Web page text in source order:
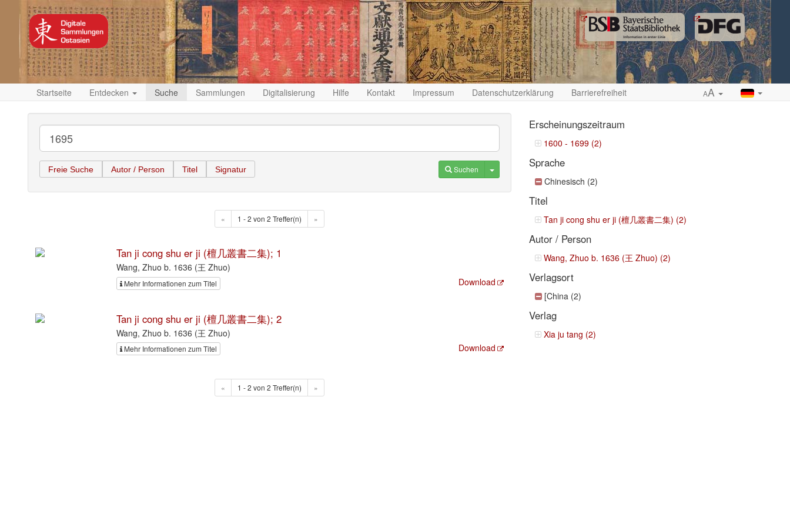
Startseite Entdecken Suche Sammlungen Digitalisierung Hilfe Kontakt Impressum Datenschutzerklärung Barrierefreiheit AA
Freie Suche Autor / Person Titel Signatur Suchen Toggle Dropdown
« 1 - 2 von 2 Treffer(n) »
Tan ji cong shu er ji (檀几叢書二集); 1
Wang, Zhuo b. 1636 (王 Zhuo)
Mehr Informationen zum Titel Download
Tan ji cong shu er ji (檀几叢書二集); 2
Wang, Zhuo b. 1636 (王 Zhuo)
Mehr Informationen zum Titel Download
« 1 - 2 von 2 Treffer(n) »
Erscheinungszeitraum
1600 - 1699 (2)
Sprache
Chinesisch (2)
Titel
Tan ji cong shu er ji (檀几叢書二集) (2)
Autor / Person
Wang, Zhuo b. 1636 (王 Zhuo) (2)
Verlagsort
[China (2)
Verlag
Xia ju tang (2)